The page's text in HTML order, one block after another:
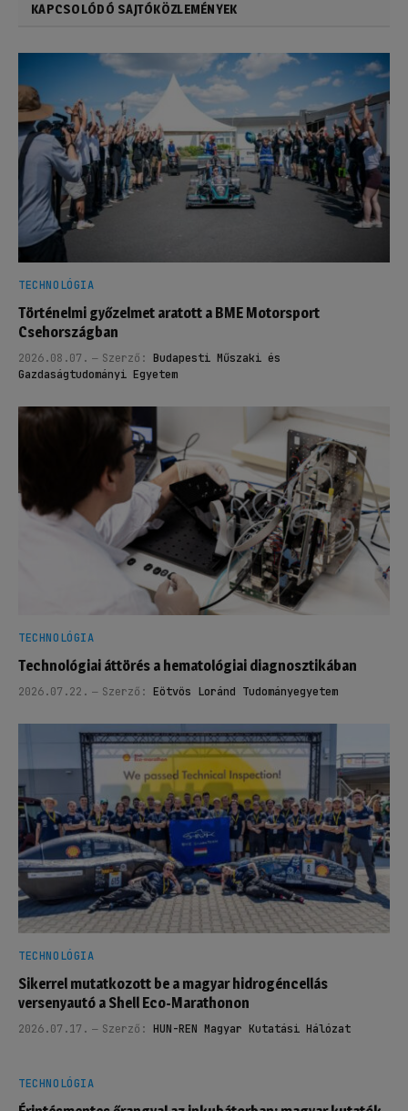
KAPCSOLÓDÓ SAJTÓKÖZLEMÉNYEK
TECHNOLÓGIA
Történelmi győzelmet aratott a BME Motorsport
Csehországban
2026.08.07. Szerző: Budapesti Műszaki és
Gazdaságtudományi Egyetem
TECHNOLÓGIA
Technológiai áttörés a hematológiai diagnosztikában
2026.07.22. Szerző: Eötvös Loránd Tudományegyetem
TECHNOLÓGIA
Sikerrel mutatkozott be a magyar hidrogéncellás
versenyautó a Shell Eco-Marathonon
2026.07.17. Szerző: HUN-REN Magyar Kutatási Hálózat
TECHNOLÓGIA